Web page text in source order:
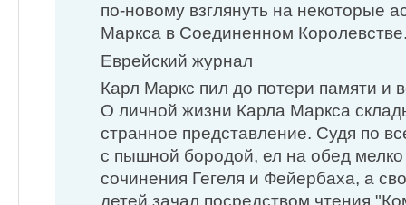
по-новому взглянуть на некоторые
Маркса в Соединенном
Еврейский журнал
Карл Маркс пил до потери памяти и
О личной жизни Карла Маркса
странное представление. Судя по
с пышной бородой, ел на обед
сочинения Гегеля и Фейербаха, а
детей зачал посредством чтения